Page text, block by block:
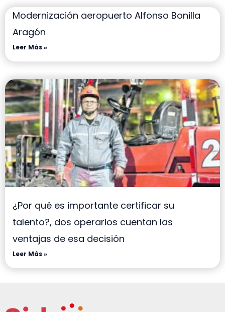
Modernización aeropuerto Alfonso Bonilla
Aragón
Leer Más »
¿Por qué es importante certificar su
talento?, dos operarios cuentan las
ventajas de esa decisión
Leer Más »